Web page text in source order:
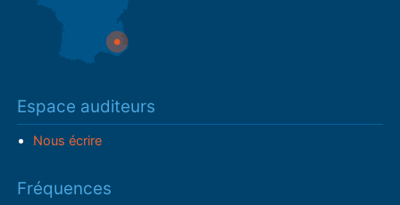
Espace auditeurs
Nous écrire
Fréquences